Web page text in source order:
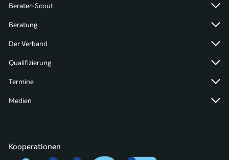
Berater-Scout
Beratung
Der Verband
Qualifizierung
Termine
Medien
Kooperationen